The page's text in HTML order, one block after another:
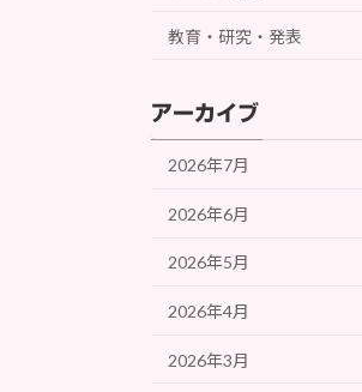
教育・研究・発表
アーカイブ
2026年7月
2026年6月
2026年5月
2026年4月
2026年3月